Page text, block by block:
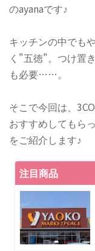
のayanaです♪
キッチンの中でも
く"五徳"。つけ置
も必要……。
そこで今回は、
おすすめしてもら
をご紹介します♪
注目商品